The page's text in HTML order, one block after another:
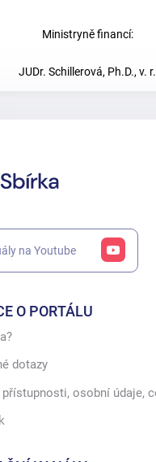
Ministryně financí:
JUDr. Schillerová, Ph.D., v. r.
na Youtube
O PORTÁLU
dotazy
osobní údaje,